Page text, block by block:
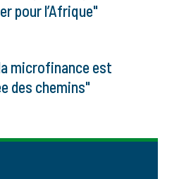
pour l’Afrique"
microfinance est
des chemins"